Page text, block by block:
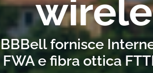
BBBell fornisce
FWA e fibra ottica